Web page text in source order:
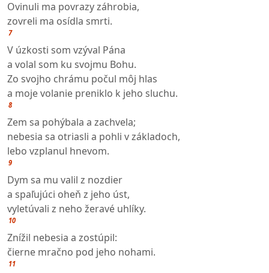
Ovinuli ma povrazy záhrobia,
zovreli ma osídla smrti.
7
V úzkosti som vzýval Pána
a volal som ku svojmu Bohu.
Zo svojho chrámu počul môj hlas
a moje volanie preniklo k jeho sluchu.
8
Zem sa pohýbala a zachvela;
nebesia sa otriasli a pohli v základoch,
lebo vzplanul hnevom.
9
Dym sa mu valil z nozdier
a spaľujúci oheň z jeho úst,
vyletúvali z neho žeravé uhlíky.
10
Znížil nebesia a zostúpil:
čierne mračno pod jeho nohami.
11